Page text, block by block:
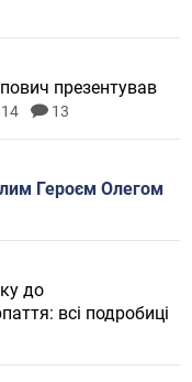
презентував
13
Героєм Олегом
до
всі подробиці